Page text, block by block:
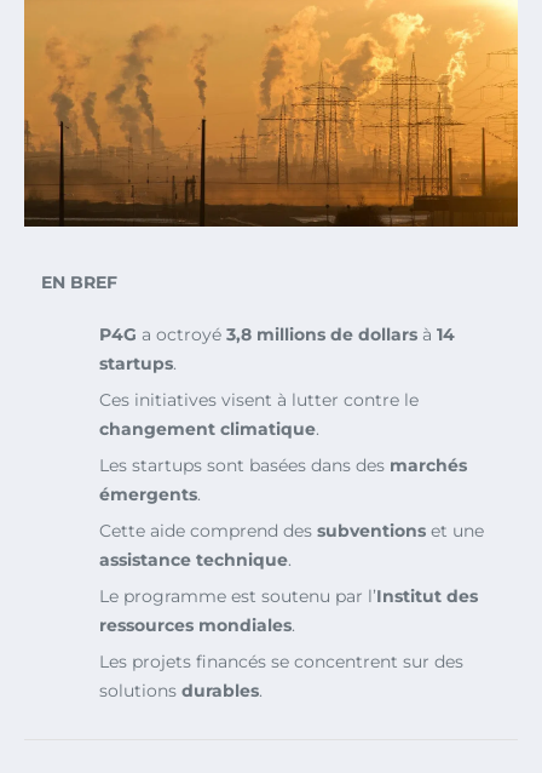
EN BREF
P4G a octroyé 3,8 millions de dollars à 14
startups.
Ces initiatives visent à lutter contre le
changement climatique.
Les startups sont basées dans des marchés
émergents.
Cette aide comprend des subventions et une
assistance technique.
Le programme est soutenu par l’Institut des
ressources mondiales.
Les projets financés se concentrent sur des
solutions durables.